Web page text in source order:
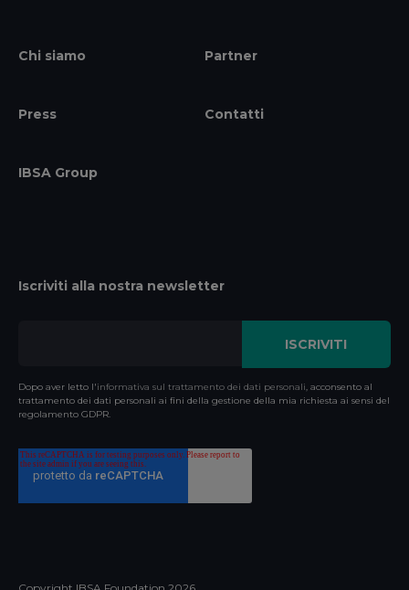
Chi siamo Partner
Press Contatti
IBSA Group
Iscriviti alla nostra newsletter
Dopo aver letto l'informativa sul trattamento dei dati personali, acconsento al
trattamento dei dati personali ai fini della gestione della mia richiesta ai sensi del
regolamento GDPR.